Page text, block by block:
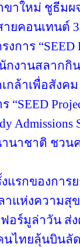
ขาใหม่ ชูธีม
ยคอนเทนต์
การ “SEED
งานสลากกิน
ล้าเพื่อสังคม
“SEED
นาชาติ ชวน
แรกของกา
าแห่งความสุ
อร์มูล่าวัน
ไทยลุ้นบินลั